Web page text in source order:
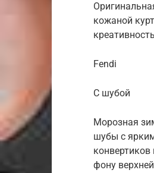
кожаной
Fendi
С шубой
Морозная
шубы с
фону